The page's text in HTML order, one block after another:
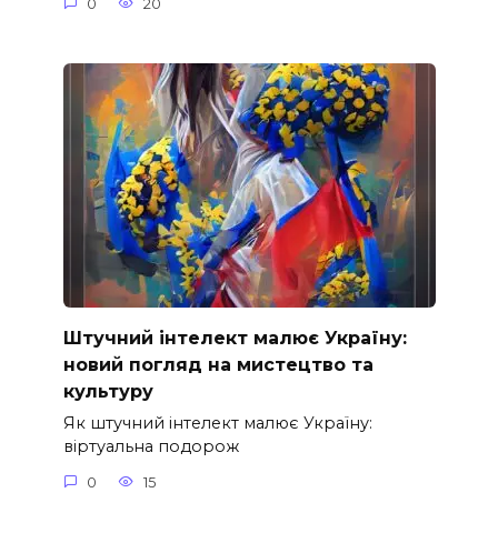
0 20
Штучний інтелект малює Україну:
новий погляд на мистецтво та
культуру
Як штучний інтелект малює Україну:
віртуальна подорож
0 15